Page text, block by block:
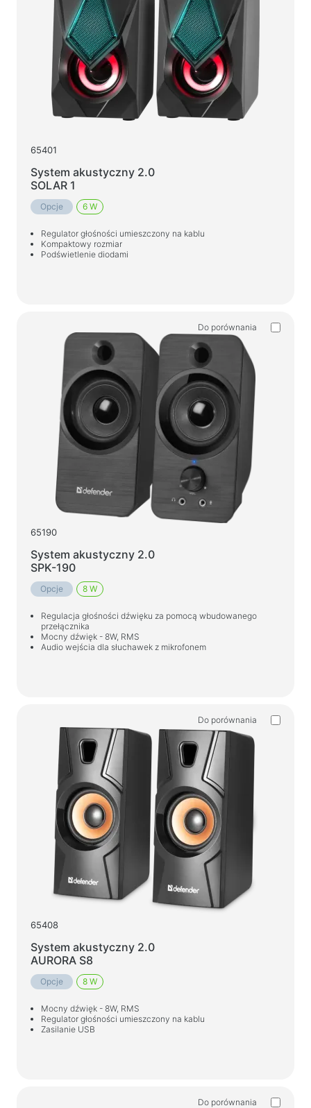
65401
System akustyczny 2.0
SOLAR 1
Opcje 6 W
Regulator głośności umieszczony na kablu
Kompaktowy rozmiar
Podświetlenie diodami
Do porównania
65190
System akustyczny 2.0
SPK-190
Opcje 8 W
Regulacja głośności dźwięku za pomocą wbudowanego
przełącznika
Mocny dźwięk - 8W, RMS
Audio wejścia dla słuchawek z mikrofonem
Do porównania
65408
System akustyczny 2.0
AURORA S8
Opcje 8 W
Mocny dźwięk - 8W, RMS
Regulator głośności umieszczony na kablu
Zasilanie USB
Do porównania